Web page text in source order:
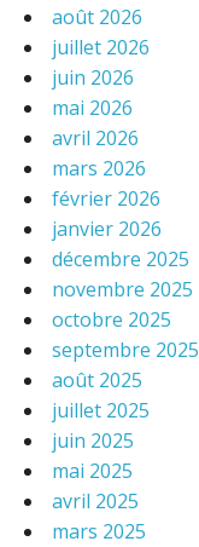
août 2026
juillet 2026
juin 2026
mai 2026
avril 2026
mars 2026
février 2026
janvier 2026
décembre 2025
novembre 2025
octobre 2025
septembre 2025
août 2025
juillet 2025
juin 2025
mai 2025
avril 2025
mars 2025